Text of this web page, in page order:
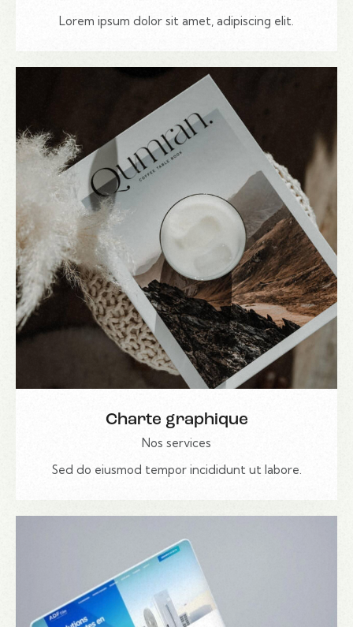
Lorem ipsum dolor sit amet, adipiscing elit.
Charte graphique
Nos services
Sed do eiusmod tempor incididunt ut labore.